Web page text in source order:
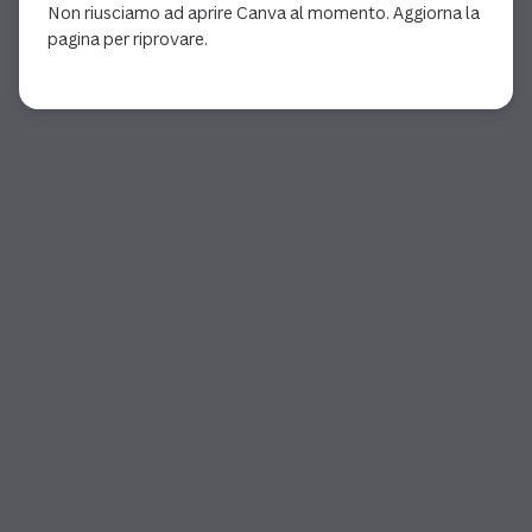
Non riusciamo ad aprire Canva al momento. Aggiorna la
pagina per riprovare.